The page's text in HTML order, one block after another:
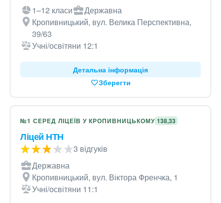
1–12 класи
Державна
Кропивницький, вул. Велика Перспективна,
39/63
Учні/освітяни 12:1
Детальна інформація
Зберегти
№1 СЕРЕД ЛІЦЕЇВ У КРОПИВНИЦЬКОМУ 138,33
Ліцей НТН
3 відгуків
Державна
Кропивницький, вул. Віктора Френчка, 1
Учні/освітяни 11:1